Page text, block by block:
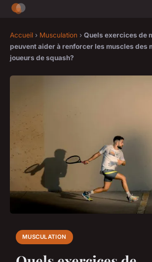
Accueil › Musculation › Quels exercices de
peuvent aider à renforcer les muscles des
joueurs de squash?
MUSCULATION